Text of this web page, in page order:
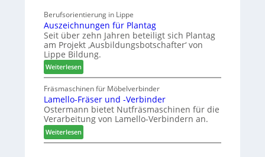
e
n
a
u
s
f
ü
r
W
e
m
h
ö
n
e
r
c
h
e
n
s
t
a
u
r
a
u
m
-
Berufsorientierung in Lippe
Auszeichnungen für Plantag
Seit über zehn Jahren beteiligt sich Plantag
am Projekt ‚Ausbildungsbotschafter‘ von
Lippe Bildung.
Weiterlesen:
A
u
s
z
e
c
Fräsmaschinen für Möbelverbinder
Lamello-Fräser und -Verbinder
Ostermann bietet Nutfräsmaschinen für die
Verarbeitung von Lamello-Verbindern an.
Weiterlesen:
L